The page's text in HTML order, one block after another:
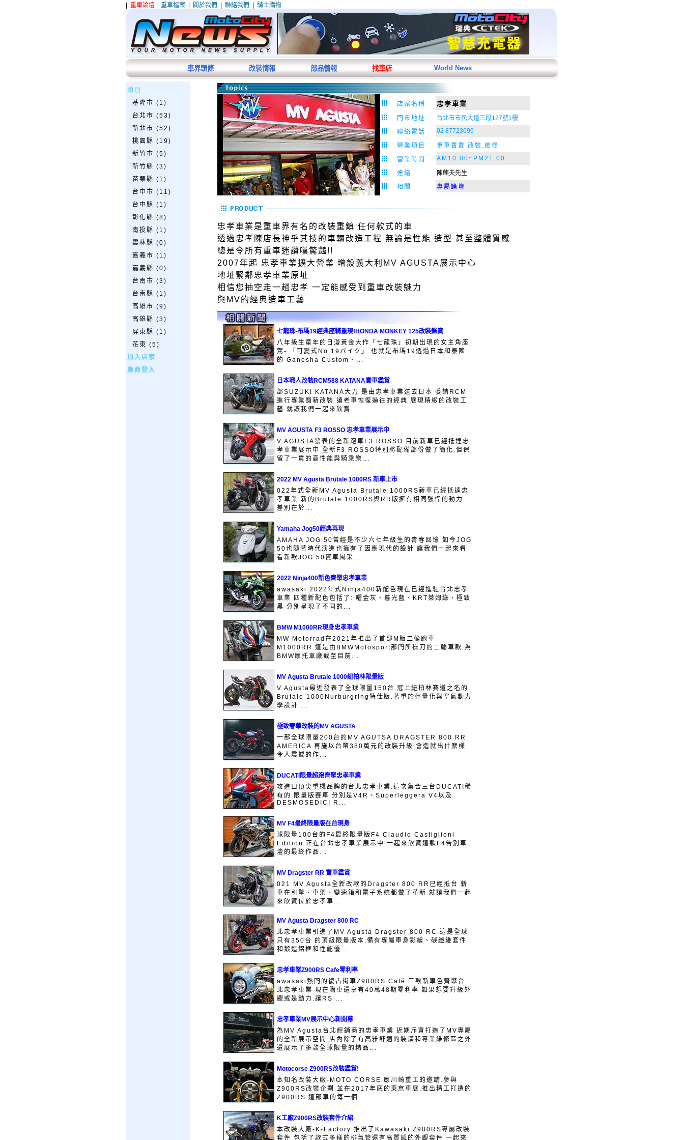
重車論壇 重車檔案 關於我們 聯絡我們 騎士購物
車界頭條 改裝情報 部品情報 找車店 World News
類別
基隆市 (1)
台北市 (53)
新北市 (52)
桃園縣 (19)
新竹市 (5)
新竹縣 (3)
苗栗縣 (1)
台中市 (11)
台中縣 (1)
彰化縣 (8)
南投縣 (1)
雲林縣 (0)
嘉義市 (1)
嘉義縣 (0)
台南市 (3)
台南縣 (1)
高雄市 (9)
高雄縣 (3)
屏東縣 (1)
花東 (5)
加入店家
廠商登入
店家名稱 忠孝車業
門市地址
台北市市民大道三段127號1樓
聯絡電話
02 87723696
營業項目
重車賣賣.改裝.維修
營業時間
AM10:00~PM21:00
連絡
陳麒夫先生
相關
專屬論壇
忠孝車業是重車界有名的改裝重鎮 任何款式的車
透過忠孝陳店長神乎其技的車輛改造工程 無論是性能 造型 甚至整體質感
總是令所有重車迷讚嘆驚豔!!
2007年起 忠孝車業擴大營業 增設義大利MV AGUSTA展示中心
地址緊鄰忠孝車業原址
相信您抽空走一趟忠孝 一定能感受到重車改裝魅力
與MV的經典造車工藝
七龍珠-布瑪19經典座騎重現!HONDA MONKEY 125改裝鑑賞
八年級生童年的日漫黃金大作「七龍珠」初期出現的女主角座
駕- 「可變式No.19バイク」.也就是布瑪19透過日本和泰國
的 Ganesha Custom、...
日本職人改裝RCM588 KATANA實車鑑賞
部SUZUKI KATANA大刀 是由忠孝車業送去日本 委請RCM
進行專業翻新改裝 讓老車恢復過往的經典 展現精緻的改裝工
藝 就讓我們一起來欣賞...
MV AGUSTA F3 ROSSO 忠孝車業展示中
V AGUSTA發表的全新跑車F3 ROSSO.目前新車已經抵達忠
孝車業展示中 全新F3 ROSSO特別將配備部份做了簡化.但保
留了一貫的高性能與騎乘樂...
2022 MV Agusta Brutale 1000RS 新車上市
022年式全新MV Agusta Brutale 1000RS新車已經抵達忠
孝車業 新的Brutale 1000RS與RR版擁有相同強悍的動力.
差別在於...
Yamaha Jog50經典再現
AMAHA JOG 50曾經是不少六七年級生的青春回憶 如今JOG
50也隨著時代演進也擁有了因應現代的設計 讓我們一起來看
看新款JOG 50實車風采...
2022 Ninja400新色齊聚忠孝車業
awasaki 2022年式Ninja400新配色現在已經進駐台北忠孝
車業 四種新配色包括了: 曜金灰、暮光藍、KRT萊姆綠、極致
黑 分別呈現了不同的...
BMW M1000RR現身忠孝車業
MW Motorrad在2021年推出了首部M版二輪跑車-
M1000RR 這是由BMWMotosport部門所操刀的二輪車款 為
BMW摩托車廠截至目前...
MV Agusta Brutale 1000紐柏林限量版
V Agusta最近發表了全球限量150台.冠上紐柏林賽道之名的
Brutale 1000Nurburgring特仕版.著重於輕量化與空氣動力
學設計 ...
極致奢華改裝的MV AGUSTA
一部全球限量200台的MV AGUTSA DRAGSTER 800 RR
AMERICA 再施以台幣380萬元的改裝升級 會造就出什麼樣
令人震撼的作...
DUCATI限量超跑齊聚忠孝車業
攻進口頂尖重機品牌的台北忠孝車業.這次集合三台DUCATI稀
有的 限量版賽車.分別是V4R、Superleggera V4以及
DESMOSEDICI R...
MV F4最終限量版在台現身
球限量100台的F4最終限量版F4 Claudio Castiglioni
Edition 正在台北忠孝車業展示中.一起來欣賞這款F4告別車
壇的最終作品...
MV Dragster RR 實車鑑賞
021 MV Agusta全新改款的Dragster 800 RR已經抵台 新
車在引擎、車架、變速箱和電子系統都做了革新 就讓我們一起
來欣賞位於忠孝車...
MV Agusta Dragster 800 RC
北忠孝車業引進了MV Agusta Dragster 800 RC.這是全球
只有350台 的頂級限量版本.備有專屬車身彩繪、碳纖維套件
和鍛造鋁框和性能優...
忠孝車業Z900RS Cafe零利率
awasaki熱門的復古街車Z900RS Café 三款新車色齊聚台
北忠孝車業 現在購車還享有40萬48期零利率 如果想要升級外
觀或是動力.讓RS ...
忠孝車業MV展示中心新開幕
為MV Agusta台北經銷商的忠孝車業 近期斥資打造了MV專屬
的全新展示空間 店內除了有高雅舒適的裝潢和專業維修區之外
還展示了多款全球限量的精品...
Motocorse Z900RS改裝鑑賞!
本知名改裝大廠-MOTO CORSE.應川崎重工的邀請.參與
Z900RS改裝企劃 並在2017年底的東京車展.推出精工打造的
Z900RS.這部車的每一個...
K工廠Z900RS改裝套件介紹
本改裝大廠-K-Factory 推出了Kawasaki Z900RS專屬改裝
套件 包括了款式多樣的排氣管還有高質感的外觀套件 一起來